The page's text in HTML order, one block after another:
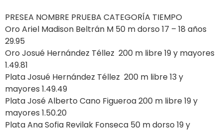
PRESEA NOMBRE PRUEBA CATEGORÍA TIEMPO
Oro Ariel Madison Beltrán M 50 m dorso 17 – 18 años
29.95
Oro Josué Hernández Téllez 200 m libre 19 y mayores
1.49.81
Plata Josué Hernández Téllez 200 m libre 13 y
mayores 1.49.49
Plata José Alberto Cano Figueroa 200 m libre 19 y
mayores 1.50.20
Plata Ana Sofia Revilak Fonseca 50 m dorso 19 y